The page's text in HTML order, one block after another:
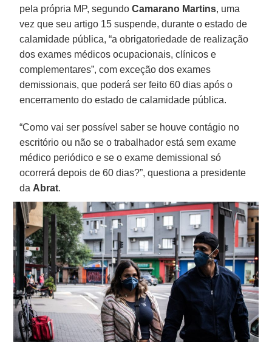
pela própria MP, segundoCamarano Martins, uma
vez que seu artigo 15 suspende, durante o estado de
calamidade pública, “a obrigatoriedade de realização
dos exames médicos ocupacionais, clínicos e
complementares”, com exceção dos exames
demissionais, que poderá ser feito 60 dias após o
encerramento do estado de calamidade pública.
“Como vai ser possível saber se houve contágio no
escritório ou não se o trabalhador está sem exame
médico periódico e se o exame demissional só
ocorrerá depois de 60 dias?”, questiona a presidente
da Abrat.